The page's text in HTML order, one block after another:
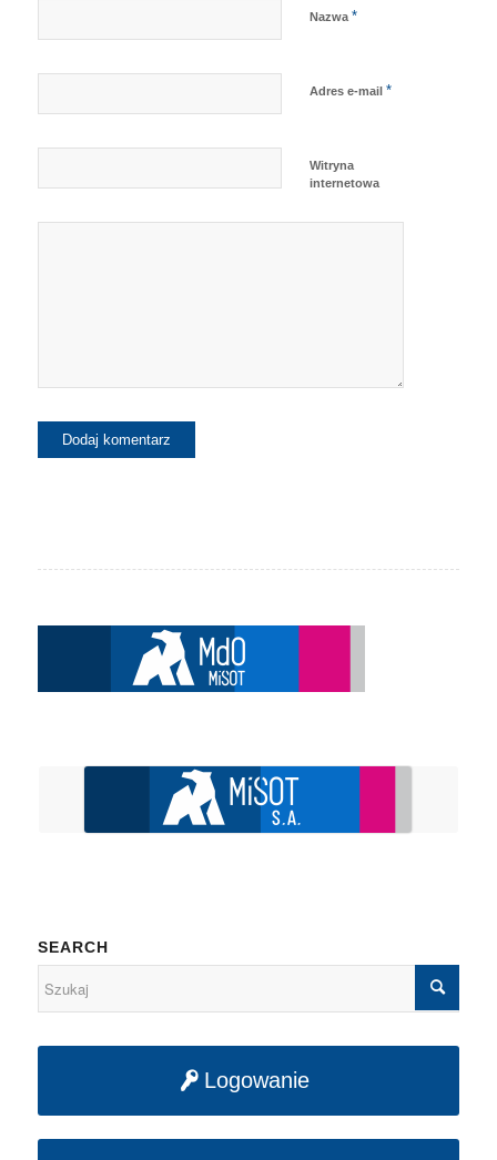
Nazwa *
Adres e-mail *
Witryna
internetowa
SEARCH
Logowanie